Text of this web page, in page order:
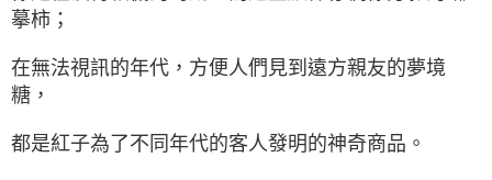
摹柿；
在無法視訊的年代，方便人們見到遠方親友的夢境
糖，
都是紅子為了不同年代的客人發明的神奇商品。